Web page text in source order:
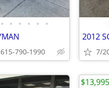
• • • • • •
790-1990
2012
7/
$13,995